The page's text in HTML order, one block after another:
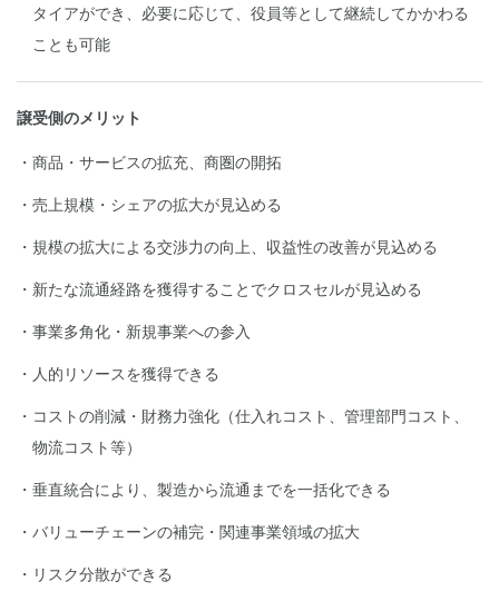
タイアができ、必要に応じて、役員等として継続してかかわる
ことも可能
譲受側のメリット
商品・サービスの拡充、商圏の開拓
売上規模・シェアの拡大が見込める
規模の拡大による交渉力の向上、収益性の改善が見込める
新たな流通経路を獲得することでクロスセルが見込める
事業多角化・新規事業への参入
人的リソースを獲得できる
コストの削減・財務力強化（仕入れコスト、管理部門コスト、
物流コスト等）
垂直統合により、製造から流通までを一括化できる
バリューチェーンの補完・関連事業領域の拡大
リスク分散ができる